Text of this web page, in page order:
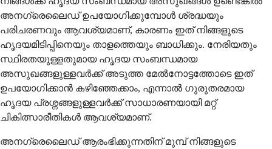
അനഗ്രെലൈഡ് ഉപയോഗിക്കുമ്പോൾ ശ്രദ്ധയും
പരിചരണവും ആവശ്യമാണ്, കാരണം ഇത് നിങ്ങളുടെ
ഹൃദയമിടിപ്പിനെയും താളത്തെയും ബാധിക്കും. നേരിയതും
സ്ഥിരതയുള്ളതുമായ ഹൃദയ സംബന്ധമായ
അസുഖങ്ങളുള്ളവർക്ക് അടുത്ത മേൽനോട്ടത്തോടെ ഇത്
ഉപയോഗിക്കാൻ കഴിഞ്ഞേക്കാം, എന്നാൽ ഗുരുതരമായ
ഹൃദയ പ്രശ്നങ്ങളുള്ളവർക്ക് സാധാരണയായി മറ്റ്
ചികിത്സാരീതികൾ ആവശ്യമാണ്.
അനഗ്രെലൈഡ് ആരംഭിക്കുന്നതിന് മുമ്പ് നിങ്ങളുടെ